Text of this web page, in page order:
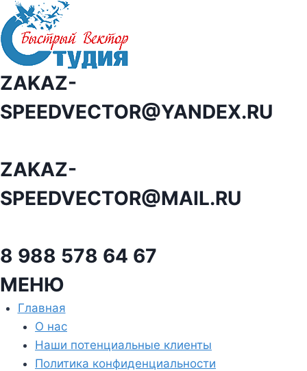
Перейти
к
содержанию
ZAKAZ-
SPEEDVECTOR@YANDEX.RU
ZAKAZ-
SPEEDVECTOR@MAIL.RU
8 988 578 64 67
МЕНЮ
Главная
О нас
Наши потенциальные клиенты
Политика конфиденциальности